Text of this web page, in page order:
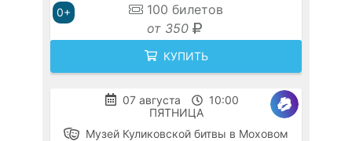
0+ 100 билетов
от 350
КУПИТЬ
07 августа
10:00
ПЯТНИЦА
Музей Куликовской битвы в Моховом